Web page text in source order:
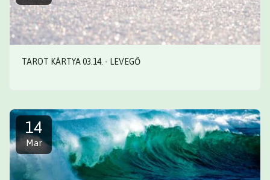
TAROT KÁRTYA 03.14. - LEVEGŐ
14
Mar